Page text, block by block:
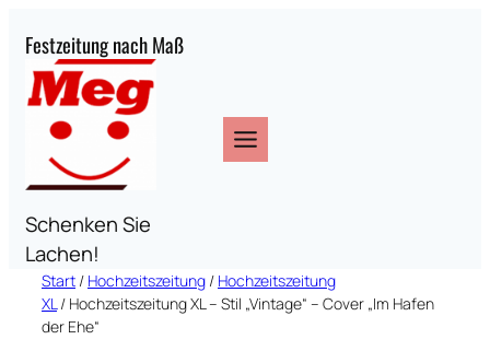
Festzeitung nach Maß
Schenken Sie
Lachen!
Start / Hochzeitszeitung / Hochzeitszeitung
XL/ Hochzeitszeitung XL – Stil „Vintage“ – Cover „Im Hafen
der Ehe“